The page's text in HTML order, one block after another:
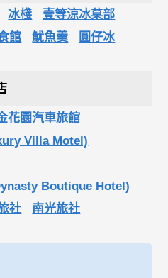
冰棧
壹等涼冰菒部
館 魷魚羹
圓仔冰
花園汽車旅館
Villa Motel)
Boutique Hotel)
社
南光旅社